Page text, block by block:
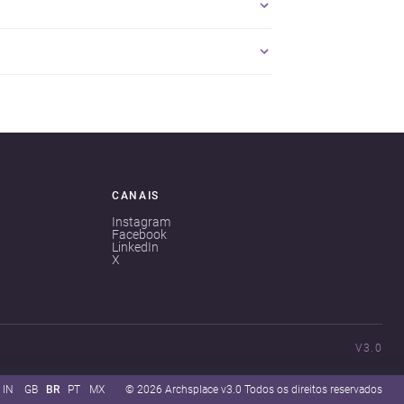
CANAIS
Instagram
Facebook
LinkedIn
X
V3.0
IN GB BR PT MX © 2026 Archsplace v3.0 Todos os direitos reservados